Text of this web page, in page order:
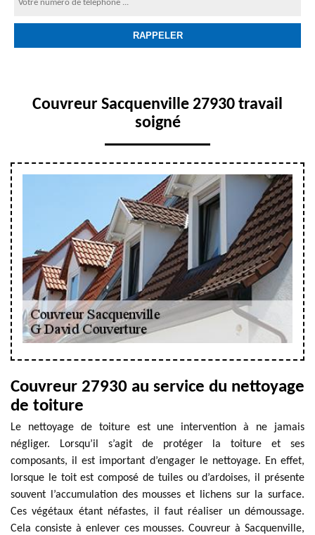
Couvreur Sacquenville 27930 travail
soigné
Couvreur 27930 au service du nettoyage
de toiture
Le nettoyage de toiture est une intervention à ne jamais
négliger. Lorsqu’il s’agit de protéger la toiture et ses
composants, il est important d’engager le nettoyage. En effet,
lorsque le toit est composé de tuiles ou d’ardoises, il présente
souvent l’accumulation des mousses et lichens sur la surface.
Ces végétaux étant néfastes, il faut réaliser un démoussage.
Cela consiste à enlever ces mousses. Couvreur à Sacquenville,